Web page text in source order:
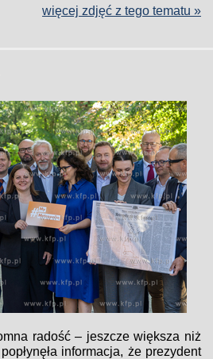
więcej zdjęć z tego tematu »
radość – jeszcze większa niż
informacja, że prezydent